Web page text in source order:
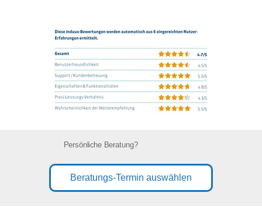
Beratungs-Termin auswählen
Persönliche Beratung?